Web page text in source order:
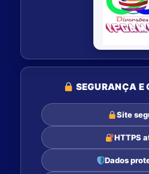
SEGURANÇA E
Site
HTTPS
Dados